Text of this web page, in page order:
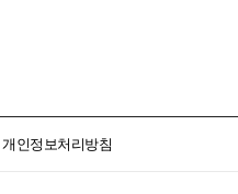
개인정보처리방침